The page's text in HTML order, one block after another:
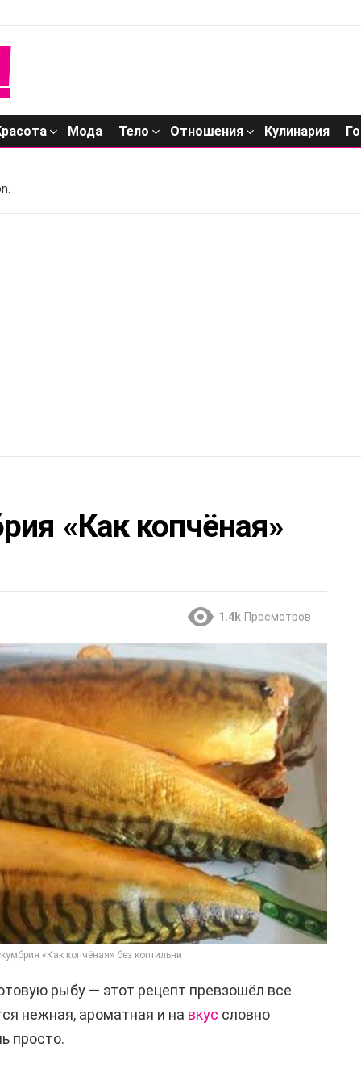
Мода Тело Отношения Кулинария
«Как копчёная»
1.4k Просмотров
«Как копчёная» без коптильни
рыбу — этот рецепт превзошёл все
нежная, ароматная и на вкус словно
просто.